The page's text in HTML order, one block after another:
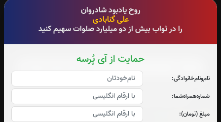
روح یادبود شادروان
علی گنابادی
را در ثواب بیش از دو میلیارد صلوات سهیم کنید
حمایت از آی پُرسه
نام‌و‌نام‌خانوادگی:
شماره‌همراه‌شما:
مبلغ (تومان):
قرائت سوره یاسین را تقبل میکنم
متن سوره یاسین